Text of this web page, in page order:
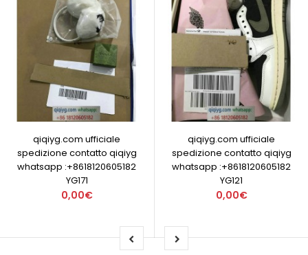
qiqiyg.com ufficiale
spedizione contatto qiqiyg
whatsapp :+8618120605182
YG171
0,00€
qiqiyg.com ufficiale
spedizione contatto qiqiyg
whatsapp :+8618120605182
YG121
0,00€